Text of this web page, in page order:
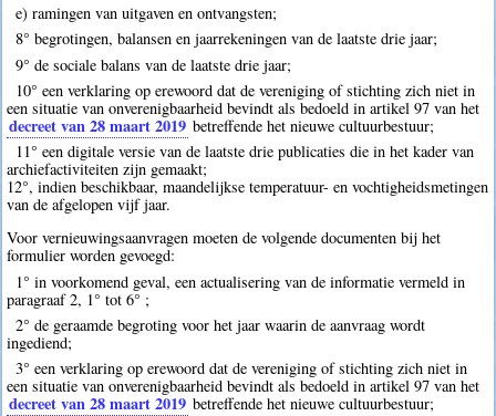
e) ramingen van uitgaven en ontvangsten;
8° begrotingen, balansen en jaarrekeningen van de laatste drie jaar;
9° de sociale balans van de laatste drie jaar;
10° een verklaring op erewoord dat de vereniging of stichting zich niet in
een situatie van onverenigbaarheid bevindt als bedoeld in artikel 97 van het
decreet van 28 maart 2019 betreffende het nieuwe cultuurbestuur;
11° een digitale versie van de laatste drie publicaties die in het kader van
archiefactiviteiten zijn gemaakt;
12°, indien beschikbaar, maandelijkse temperatuur- en vochtigheidsmetingen
van de afgelopen vijf jaar.
Voor vernieuwingsaanvragen moeten de volgende documenten bij het
formulier worden gevoegd:
1° in voorkomend geval, een actualisering van de informatie vermeld in
paragraaf 2, 1° tot 6° ;
2° de geraamde begroting voor het jaar waarin de aanvraag wordt
ingediend;
3° een verklaring op erewoord dat de vereniging of stichting zich niet in
een situatie van onverenigbaarheid bevindt als bedoeld in artikel 97 van het
decreet van 28 maart 2019 betreffende het nieuwe cultuurbestuur;